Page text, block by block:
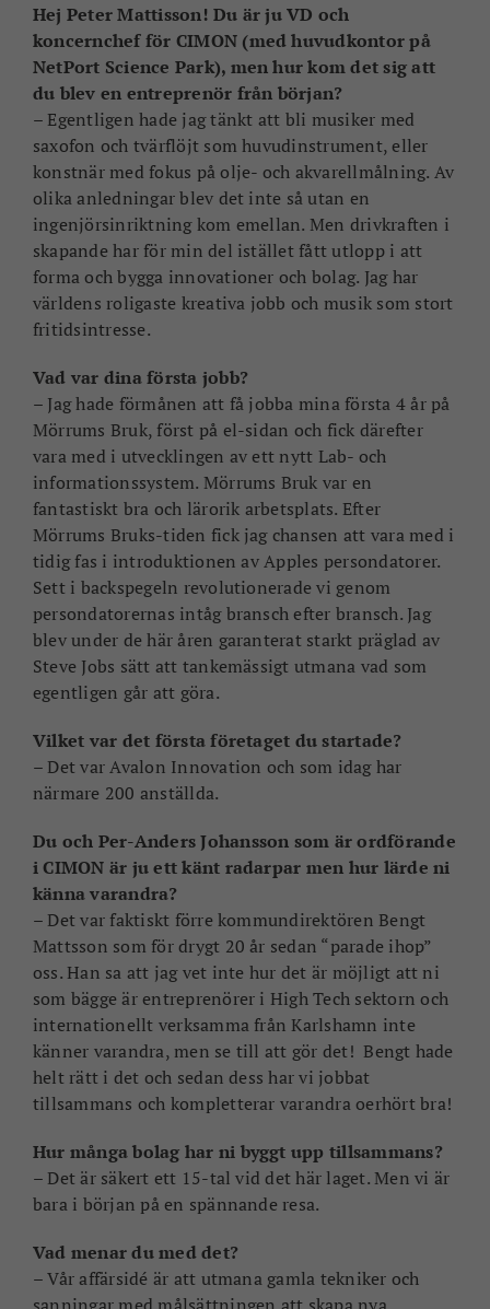
Hej Peter Mattisson! Du är ju VD och
koncernchef för CIMON (med huvudkontor på
NetPort Science Park), men hur kom det sig att
du blev en entreprenör från början?
– Egentligen hade jag tänkt att bli musiker med
saxofon och tvärflöjt som huvudinstrument, eller
konstnär med fokus på olje- och akvarellmålning. Av
olika anledningar blev det inte så utan en
ingenjörsinriktning kom emellan. Men drivkraften i
skapande har för min del istället fått utlopp i att
forma och bygga innovationer och bolag. Jag har
världens roligaste kreativa jobb och musik som stort
fritidsintresse.
Vad var dina första jobb?
– Jag hade förmånen att få jobba mina första 4 år på
Mörrums Bruk, först på el-sidan och fick därefter
vara med i utvecklingen av ett nytt Lab- och
informationssystem. Mörrums Bruk var en
fantastiskt bra och lärorik arbetsplats. Efter
Mörrums Bruks-tiden fick jag chansen att vara med i
tidig fas i introduktionen av Apples persondatorer.
Sett i backspegeln revolutionerade vi genom
persondatorernas intåg bransch efter bransch. Jag
blev under de här åren garanterat starkt präglad av
Steve Jobs sätt att tankemässigt utmana vad som
egentligen går att göra.
Vilket var det första företaget du startade?
– Det var Avalon Innovation och som idag har
närmare 200 anställda.
Du och Per-Anders Johansson som är ordförande
i CIMON är ju ett känt radarpar men hur lärde ni
känna varandra?
– Det var faktiskt förre kommundirektören Bengt
Mattsson som för drygt 20 år sedan “parade ihop”
oss. Han sa att jag vet inte hur det är möjligt att ni
som bägge är entreprenörer i High Tech sektorn och
internationellt verksamma från Karlshamn inte
känner varandra, men se till att gör det! Bengt hade
helt rätt i det och sedan dess har vi jobbat
tillsammans och kompletterar varandra oerhört bra!
Hur många bolag har ni byggt upp tillsammans?
– Det är säkert ett 15-tal vid det här laget. Men vi är
bara i början på en spännande resa.
Vad menar du med det?
–Vår affärsidé är att utmana gamla tekniker och